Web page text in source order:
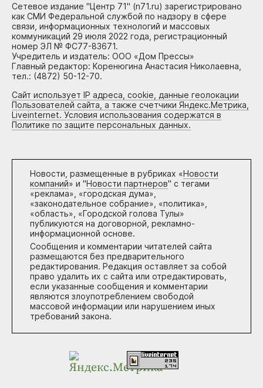
Сетевое издание "Центр 71" (n71.ru) зарегистрировано
как СМИ Федеральной службой по надзору в сфере
связи, информационных технологий и массовых
коммуникаций 29 июля 2022 года, регистрационный
номер ЭЛ № ФС77-83671.
Учредитель и издатель: ООО «Дом Прессы»
Главный редактор: Коренюгина Анастасия Николаевна,
тел.: (4872) 50-12-70.
Сайт использует IP адреса, cookie, данные геолокации
Пользователей сайта, а также счетчики Яндекс.Метрика,
Liveinternet. Условия использования содержатся в
Политике по защите персональных данных.
Новости, размещенные в рубриках «Новости
компаний» и "Новости партнеров" с тегами
«реклама», «городская дума»,
«законодательное собрание», «политика»,
«область», «Городской голова Тулы»
публикуются на договорной, рекламно-
информационной основе.
Сообщения и комментарии читателей сайта
размещаются без предварительного
редактирования. Редакция оставляет за собой
право удалить их с сайта или отредактировать,
если указанные сообщения и комментарии
являются злоупотреблением свободой
массовой информации или нарушением иных
требований закона.